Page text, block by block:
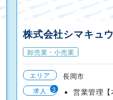
株式会社シマキュウ
卸売業・小売業
エリア 長岡市
求人 3